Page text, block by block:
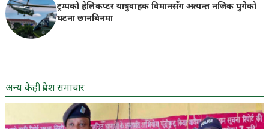
ट्रम्पको हेलिकप्टर यात्रुवाहक विमानसँग अत्यन्त नजिक पुगेको
घटना छानबिनमा
अन्य केही प्रदेश समाचार